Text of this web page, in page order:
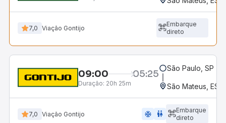
7,0 Viação Gontijo
Embarque
direto
09:00 05:25
Duração: 20h 25m
São Paulo, SP -
São Mateus, ES
7,0 Viação Gontijo ac_unit wc
Embarque
direto